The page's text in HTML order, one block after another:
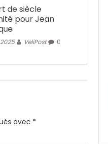
de siècle
pour Jean
VeliPost 0
avec *